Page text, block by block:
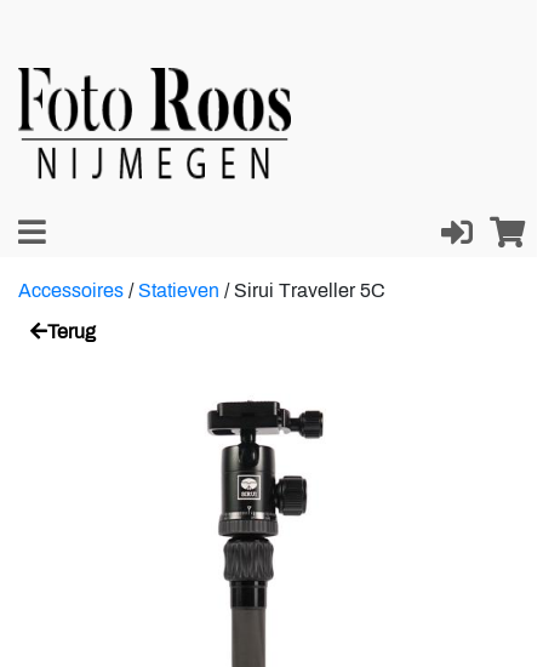
Accessoires / Statieven /Sirui Traveller 5C
Terug